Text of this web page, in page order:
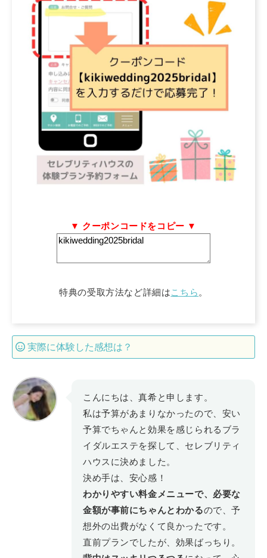
▼ クーポンコードをコピー ▼
特典の受取方法など詳細はこちら 。
実際に体験した感想は？
こんにちは、真希と申します。
私は予算があまりなかったので、安い
予算でちゃんと効果を感じられるブラ
イダルエステを探して、セレブリティ
ハウスに決めました。
決め手は、安心感！
わかりやすい料金メニューで、必要な
金額が事前にちゃんとわかるので、予
想外の出費がなくて良かったです。
直前プランでしたが、効果ばっちり。